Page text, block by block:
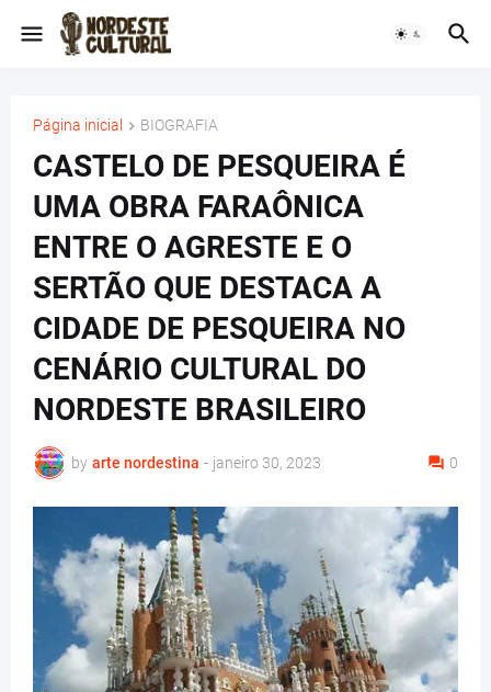
Página inicial BIOGRAFIA
CASTELO DE PESQUEIRA É
UMA OBRA FARAÔNICA
ENTRE O AGRESTE E O
SERTÃO QUE DESTACA A
CIDADE DE PESQUEIRA NO
CENÁRIO CULTURAL DO
NORDESTE BRASILEIRO
by arte nordestina - janeiro 30, 2023 0